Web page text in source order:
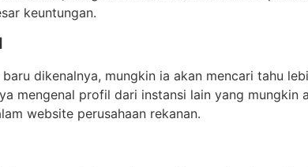
keuntungan.
dikenalnya, mungkin ia akan mencari tahu
mengenal profil dari instansi lain yang mungkin
website perusahaan rekanan.